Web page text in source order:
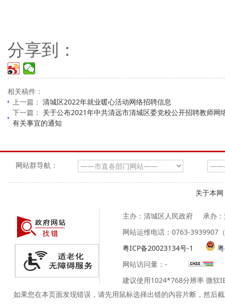
分享到：
相关稿件：
上一篇： 清城区2022年就业暖心活动网络招聘信息
下一篇： 关于公布2021年中共清远市清城区委党校公开招聘教师网
有关事宜的通知
网站群导航：
关于本网
主办：清城区人民政府
承办
网站运维电话：0763-3939907
粤ICP备20023134号-1
网站访问量： -
建议使用1024*768分辨率 微软
如果您在本页面发现错误，请先用鼠标选择出错的内容片断，然后